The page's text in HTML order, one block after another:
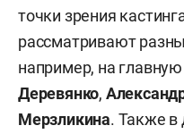
точки зрения
рассматривают
например, на
Деревянко,
Мерзликина. Также в